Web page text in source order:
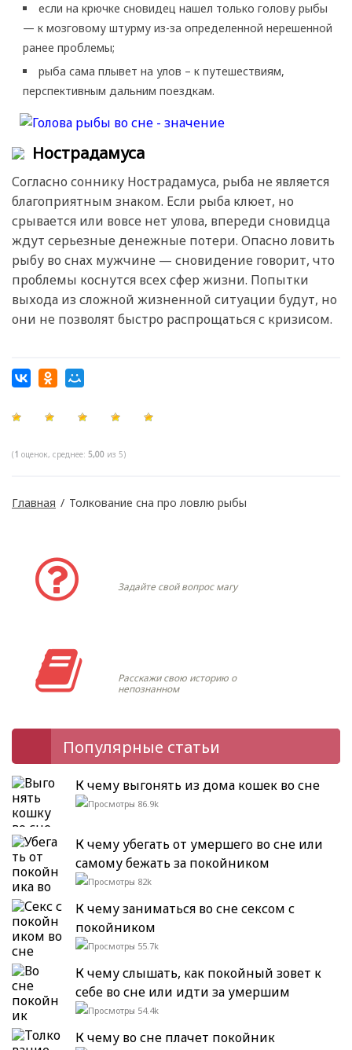
если на крючке сновидец нашел только голову рыбы
— к мозговому штурму из-за определенной нерешенной
ранее проблемы;
рыба сама плывет на улов – к путешествиям,
перспективным дальним поездкам.
Нострадамуса
Согласно соннику Нострадамуса, рыба не является
благоприятным знаком. Если рыба клюет, но
срывается или вовсе нет улова, впереди сновидца
ждут серьезные денежные потери. Опасно ловить
рыбу во снах мужчине — сновидение говорит, что
проблемы коснутся всех сфер жизни. Попытки
выхода из сложной жизненной ситуации будут, но
они не позволят быстро распрощаться с кризисом.
(1 оценок, среднее: 5,00 из 5)
Главная / Толкование сна про ловлю рыбы
Задайте свой вопрос магу
Расскажи свою историю о
непознанном
Популярные статьи
К чему выгонять из дома кошек во сне
86.9k
К чему убегать от умершего во сне или
самому бежать за покойником
82k
К чему заниматься во сне сексом с
покойником
55.7k
К чему слышать, как покойный зовет к
себе во сне или идти за умершим
54.4k
К чему во сне плачет покойник